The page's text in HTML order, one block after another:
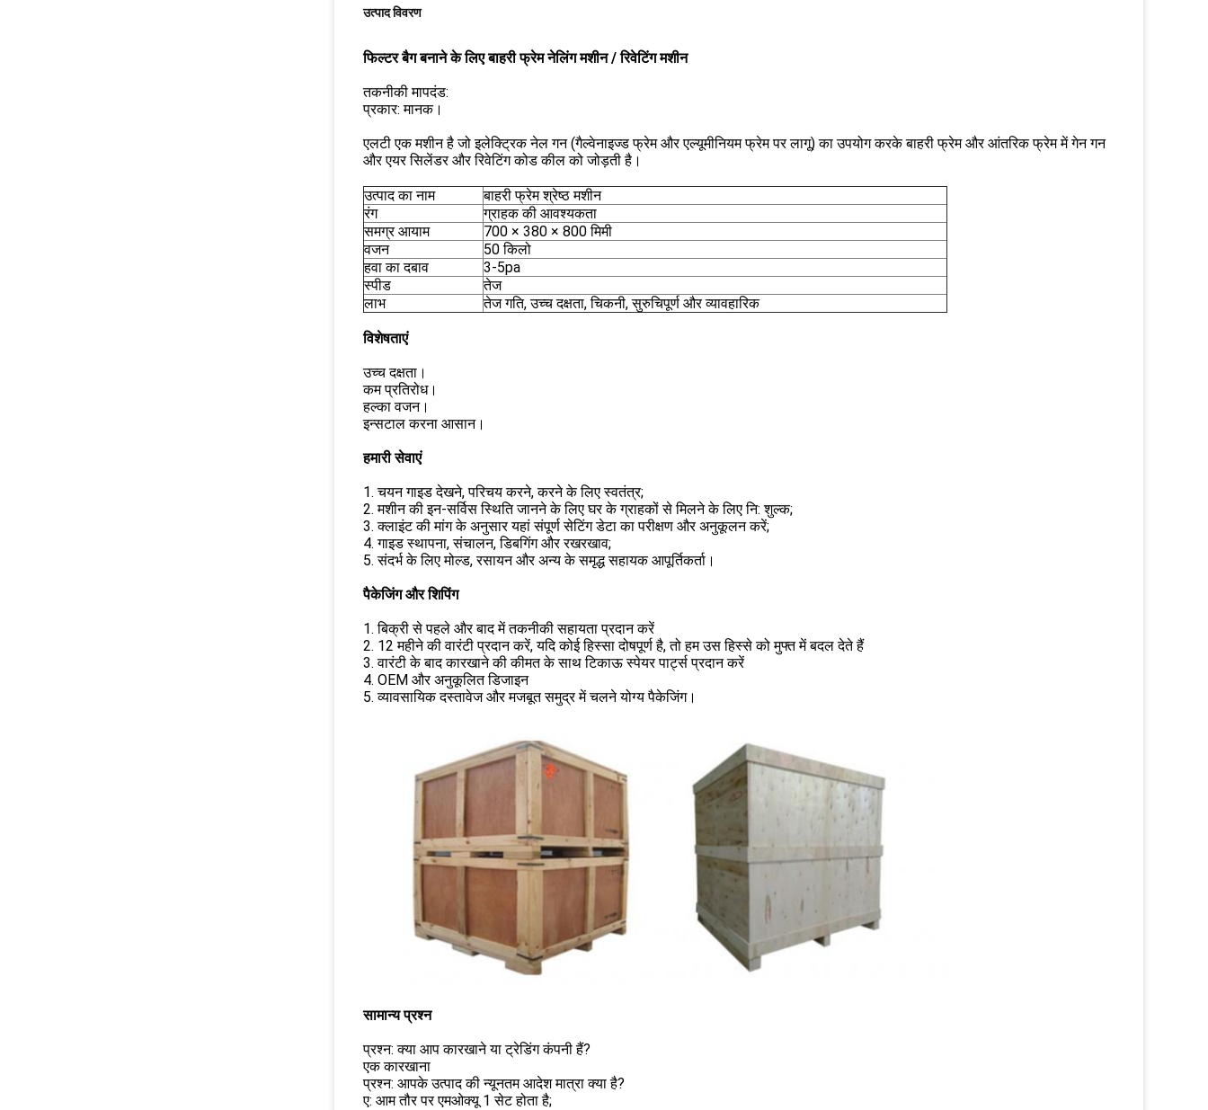
उत्पाद विवरण
फिल्टर बैग बनाने के लिए बाहरी फ्रेम नेलिंग मशीन / रिवेटिंग मशीन
तकनीकी मापदंड:
प्रकार: मानक।
एलटी एक मशीन है जो इलेक्ट्रिक नेल गन (गैल्वेनाइज्ड फ्रेम और एल्यूमीनियम फ्रेम पर लागू) का उपयोग करके बाहरी फ्रेम और आंतरिक फ्रेम में गेन गन
और एयर सिलेंडर और रिवेटिंग कोड कील को जोड़ती है।
उत्पाद का नाम
बाहरी फ्रेम श्रेष्ठ मशीन
रंग
ग्राहक की आवश्यकता
समग्र आयाम
700 × 380 × 800 मिमी
वजन
50 किलो
हवा का दबाव
3-5pa
स्पीड
तेज
लाभ
तेज गति, उच्च दक्षता, चिकनी, सुरुचिपूर्ण और व्यावहारिक
विशेषताएं
उच्च दक्षता।
कम प्रतिरोध।
हल्का वजन।
इन्सटाल करना आसान।
हमारी सेवाएं
1. चयन गाइड देखने, परिचय करने, करने के लिए स्वतंत्र;
2. मशीन की इन-सर्विस स्थिति जानने के लिए घर के ग्राहकों से मिलने के लिए नि: शुल्क;
3. क्लाइंट की मांग के अनुसार यहां संपूर्ण सेटिंग डेटा का परीक्षण और अनुकूलन करें;
4. गाइड स्थापना, संचालन, डिबगिंग और रखरखाव;
5. संदर्भ के लिए मोल्ड, रसायन और अन्य के समृद्ध सहायक आपूर्तिकर्ता।
पैकेजिंग और शिपिंग
1. बिक्री से पहले और बाद में तकनीकी सहायता प्रदान करें
2. 12 महीने की वारंटी प्रदान करें, यदि कोई हिस्सा दोषपूर्ण है, तो हम उस हिस्से को मुफ्त में बदल देते हैं
3. वारंटी के बाद कारखाने की कीमत के साथ टिकाऊ स्पेयर पार्ट्स प्रदान करें
4. OEM और अनुकूलित डिजाइन
5. व्यावसायिक दस्तावेज और मजबूत समुद्र में चलने योग्य पैकेजिंग।
सामान्य प्रश्न
प्रश्न: क्या आप कारखाने या ट्रेडिंग कंपनी हैं?
एक कारखाना
प्रश्न: आपके उत्पाद की न्यूनतम आदेश मात्रा क्या है?
ए: आम तौर पर एमओक्यू 1 सेट होता है;